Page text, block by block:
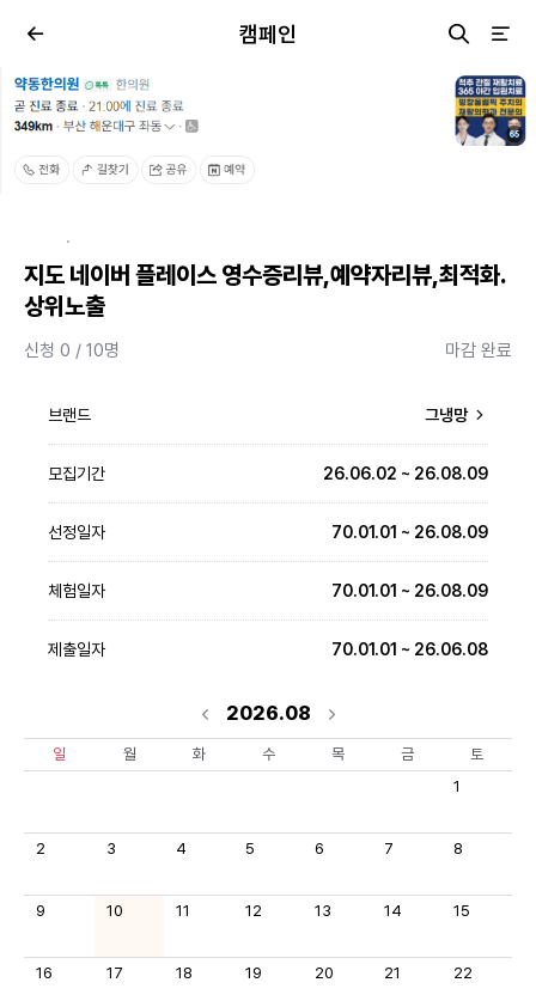
캠페인
·
지도 네이버 플레이스 영수증리뷰,예약자리뷰,최적화.
상위노출
신청 0 / 10명 마감 완료
브랜드 그냉망
모집기간 26.06.02 ~ 26.08.09
선정일자 70.01.01 ~ 26.08.09
체험일자 70.01.01 ~ 26.08.09
제출일자 70.01.01 ~ 26.06.08
2026.08
일 월 화 수 목 금
토
1
2 3 4 5 6 7 8
9 10 11 12 13 14 15
16 17 18 19 20 21 22